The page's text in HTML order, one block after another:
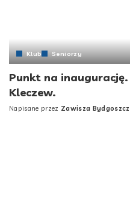
Klub Seniorzy
Punkt na inaugurację.
Kleczew.
Napisane przez Zawisza Bydgoszcz